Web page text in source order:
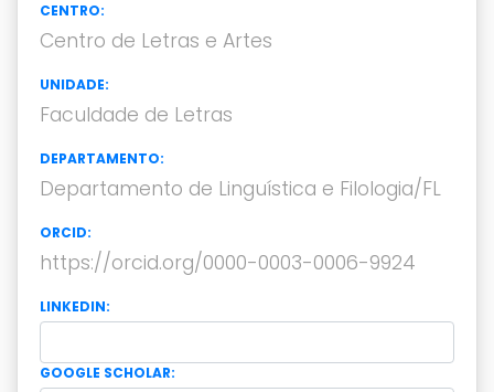
CENTRO:
Centro de Letras e Artes
UNIDADE:
Faculdade de Letras
DEPARTAMENTO:
Departamento de Linguística e Filologia/FL
ORCID:
https://orcid.org/0000-0003-0006-9924
LINKEDIN:
GOOGLE SCHOLAR: